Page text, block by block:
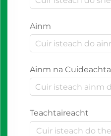
Ainm
Ainm na Cuideachta
Teachtaireacht